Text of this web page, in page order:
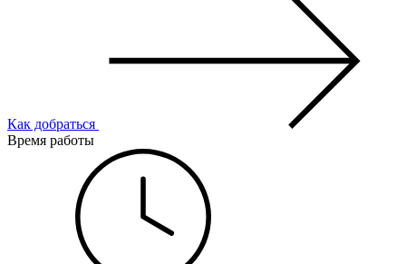
Как добраться
Время работы